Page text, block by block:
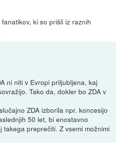
ki so prišli iz raznih
ni niti v Evropi priljubljena, kaj
Tako da, dokler bo ZDA v
ZDA izborila npr. koncesijo
50 let, bi enostavno
preprečiti. Z vsemi možnimi